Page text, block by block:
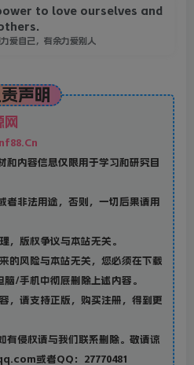
to love ourselves and
爱自己，有余力爱别人
声明
和内容信息仅限用于学习和研究目
者非法用途，否则，一切后果请用
，版权争议与本站无关。
的风险与本站无关，您必须在下载
/手机中彻底删除上述内容。
，请支持正版，购买注册，得到更
有侵权请与我们联系删除。敬请谅
或者QQ：27770481